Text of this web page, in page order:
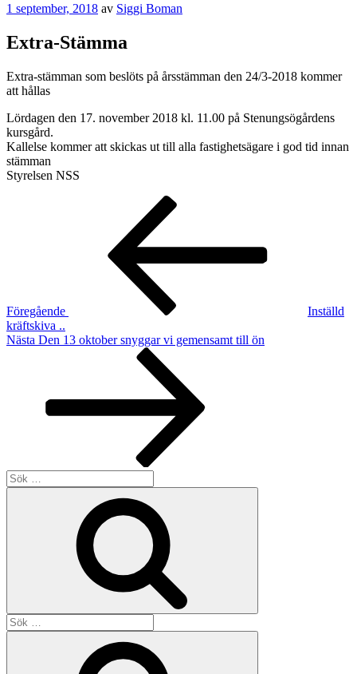
Publicerat
1 september, 2018 av Siggi Boman
Extra-Stämma
Extra-stämman som beslöts på årsstämman den 24/3-2018 kommer
att hållas
Lördagen den 17. november 2018 kl. 11.00 på Stenungsögårdens
kursgård.
Kallelse kommer att skickas ut till alla fastighetsägare i god tid innan
stämman
Styrelsen NSS
Inläggsnavigering
Föregående
Inställd
kräftskiva ..
Nästa
Nästa Den 13 oktober snyggar vi gemensamt till ön
Sök
efter:
Sök
efter: